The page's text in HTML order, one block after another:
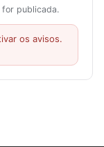
for publicada.
os avisos.